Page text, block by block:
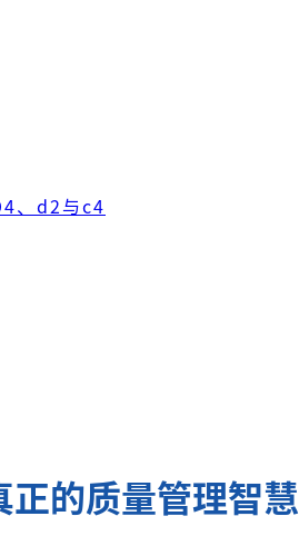
、d2与c4
的质量管理智慧